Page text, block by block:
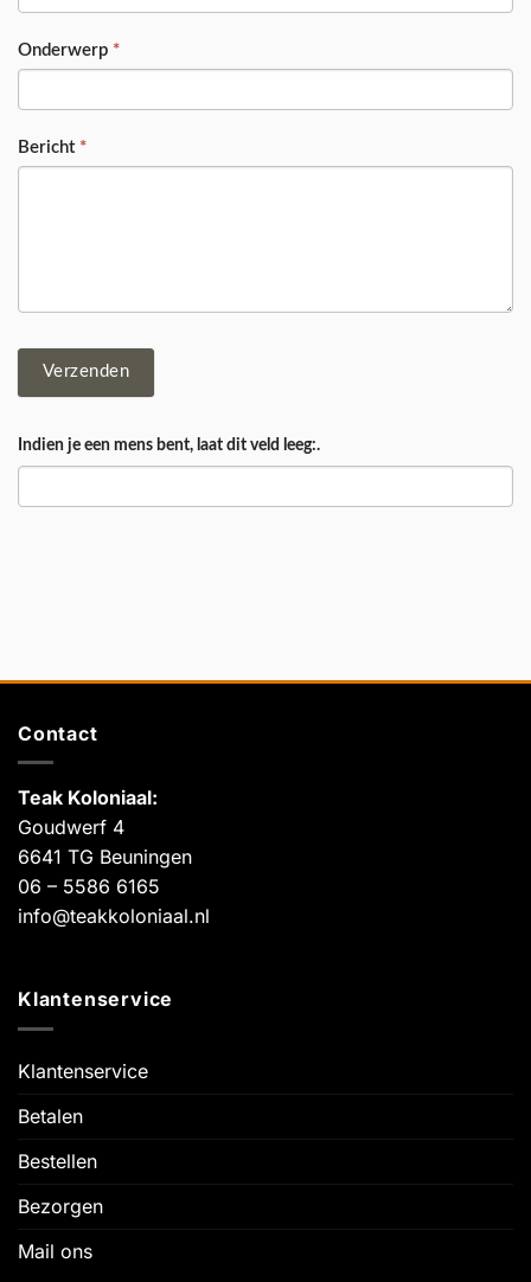
Onderwerp *
Bericht *
Verzenden
Indien je een mens bent, laat dit veld leeg:.
Contact
Teak Koloniaal:
Goudwerf 4
6641 TG Beuningen
06 – 5586 6165
info@teakkoloniaal.nl
Klantenservice
Klantenservice
Betalen
Bestellen
Bezorgen
Mail ons